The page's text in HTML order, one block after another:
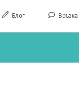
Блог